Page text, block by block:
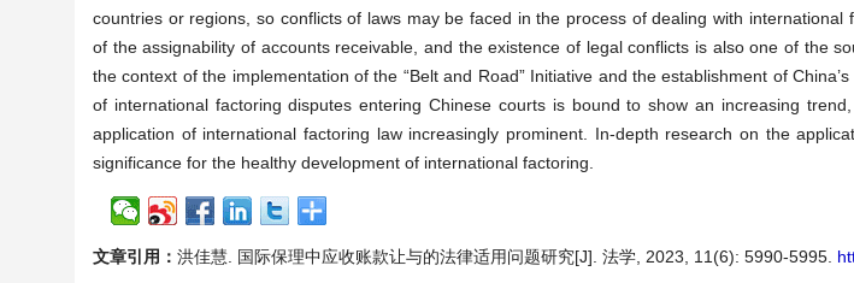
countries or regions, so conflicts of laws may be faced in the process of dealing with international
of the assignability of accounts receivable, and the existence of legal conflicts is also one of the
the context of the implementation of the “Belt and Road” Initiative and the establishment of
of international factoring disputes entering Chinese courts is bound to show an increasing
application of international factoring law increasingly prominent. In-depth research on the
significance for the healthy development of international factoring.
文章引用： 洪佳慧. 国际保理中应收账款让与的法律适用问题研究[J]. 法学, 2023, 11(6): 5990-5995.